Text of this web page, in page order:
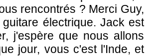
rencontrés ? Merci Guy,
électrique. Jack est
j'espère que nous allons
jour, vous c'est l'Inde, et